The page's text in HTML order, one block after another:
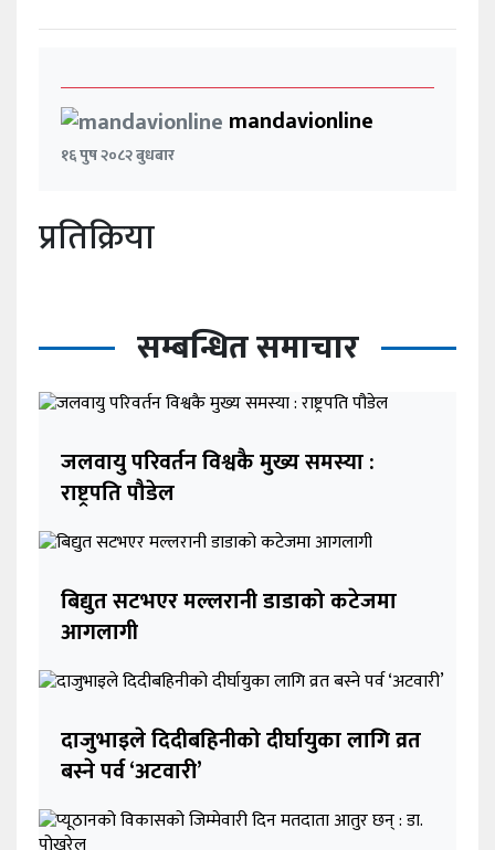
mandavionline
१६ पुष २०८२ बुधबार
प्रतिक्रिया
सम्बन्धित समाचार
जलवायु परिवर्तन विश्वकै मुख्य समस्या :
राष्ट्रपति पौडेल
बिद्युत सटभएर मल्लरानी डाडाको कटेजमा
आगलागी
दाजुभाइले दिदीबहिनीको दीर्घायुका लागि व्रत
बस्ने पर्व ‘अटवारी’